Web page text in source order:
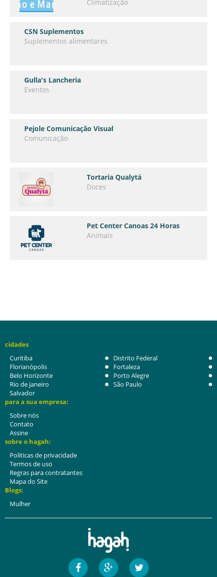
Climatização
CSN Suplementos
Suplementos alimentares
Gulla's Lancheria
Eventos
Pejole Comunicação Visual
Comunicação
Tortaria Qualytá
Doces
Pet Center Canoas 24 Horas
Animais
cidades
Curitiba
Distrito Federal
Florianópolis
Fortaleza
Belo Horizonte
Porto Alegre
Rio de janeiro
São Paulo
Salvador
para a sua empresa:
Sobre nós
Contato
Assine
sobre o hagah:
Politicas de privacidade
Termos de uso
Regras para contratantes
Mapa do Site
Blogs:
Mulher